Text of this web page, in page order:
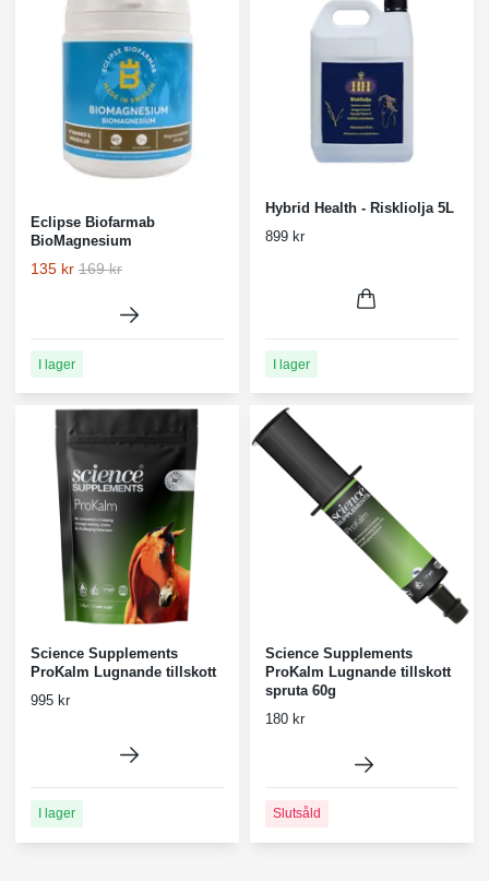
Eclipse Biofarmab
BioMagnesium
135 kr 169 kr
I lager
Hybrid Health - Riskliolja 5L
899 kr
I lager
Science Supplements
ProKalm Lugnande tillskott
995 kr
I lager
Science Supplements
ProKalm Lugnande tillskott
spruta 60g
180 kr
Slutsåld